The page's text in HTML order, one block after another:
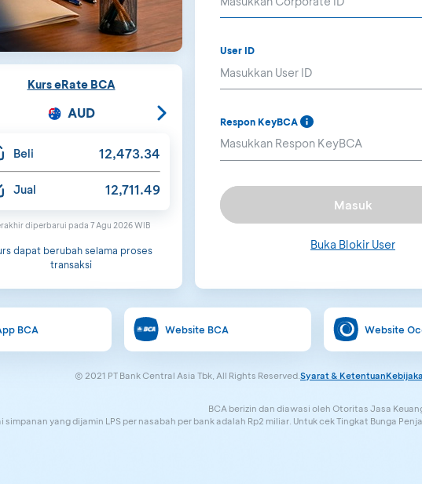
Kurs eRate BCA
AUD
Beli 12,473.34
Jual 12,711.49
diperbarui pada 7 Agu 2026 WIB
dapat berubah selama proses
transaksi
User ID
Respon KeyBCA
Masuk
Buka Blokir User
BCA Website BCA Website
© 2021 PT Bank Central Asia Tbk, All Rights Reserved.Syarat & Ketentuan
BCA berizin dan diawasi oleh Otoritas Jasa
yang dijamin LPS per nasabah per bank adalah Rp2 miliar. Untuk cek Tingkat Bunga